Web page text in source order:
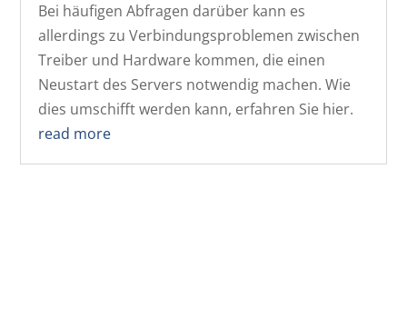
Bei häufigen Abfragen darüber kann es
allerdings zu Verbindungsproblemen zwischen
Treiber und Hardware kommen, die einen
Neustart des Servers notwendig machen. Wie
dies umschifft werden kann, erfahren Sie hier.
read more